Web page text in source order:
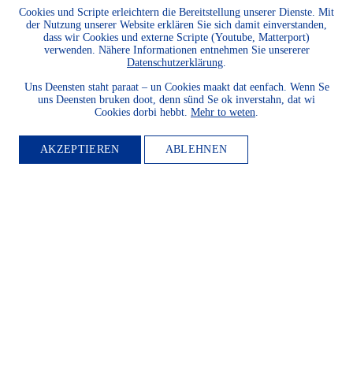
der Natur und Umwelt und
unserer Landessprachen
fördern? Dann werden Sie
Mitglied.
WEITER LESEN
Cookies und Scripte erleichtern die Bereitstellung unserer Dienste. Mit
der Nutzung unserer Website erklären Sie sich damit einverstanden,
dass wir Cookies und externe Scripte (Youtube, Matterport)
verwenden. Nähere Informationen entnehmen Sie unsererer
Datenschutzerklärung
Uns Deensten staht paraat – un Cookies maakt dat eenfach. Wenn Se
uns Deensten bruken doot, denn sünd Se ok inverstahn, dat wi
Cookies dorbi hebbt. Mehr to weten
AKZEPTIEREN ABLEHNEN